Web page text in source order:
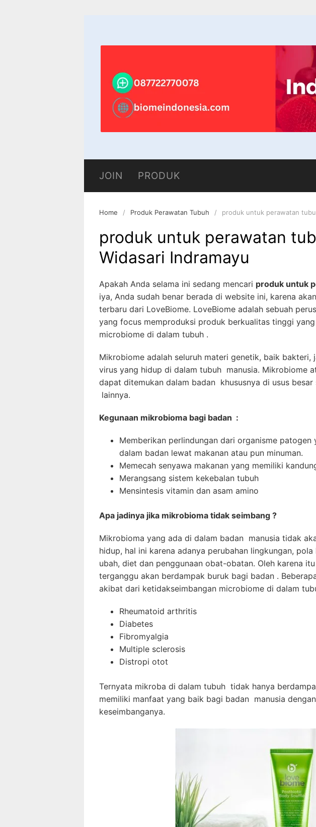
JOIN PRODUK
Home Produk Perawatan Tubuh produk untuk perawatan
produk untuk perawatan
Widasari Indramayu
Apakah Anda selama ini sedang mencari produk untuk
iya, Anda sudah benar berada di website ini, karena
terbaru dari LoveBiome. LoveBiome adalah sebuah
yang focus memproduksi produk berkualitas tinggi
microbiome di dalam tubuh .
Mikrobiome adalah seluruh materi genetik, baik bakteri,
virus yang hidup di dalam tubuh manusia. Mikrobiome
dapat ditemukan dalam badan khususnya di usus
lainnya.
Kegunaan mikrobioma bagi badan :
Memberikan perlindungan dari organisme patogen
dalam badan lewat makanan atau pun minuman.
Memecah senyawa makanan yang memiliki
Merangsang sistem kekebalan tubuh
Mensintesis vitamin dan asam amino
Apa jadinya jika mikrobioma tidak seimbang ?
Mikrobioma yang ada di dalam badan manusia tidak
hidup, hal ini karena adanya perubahan lingkungan,
ubah, diet dan penggunaan obat-obatan. Oleh karena
terganggu akan berdampak buruk bagi badan .
akibat dari ketidakseimbangan microbiome di dalam
Rheumatoid arthritis
Diabetes
Fibromyalgia
Multiple sclerosis
Distropi otot
Ternyata mikroba di dalam tubuh tidak hanya
memiliki manfaat yang baik bagi badan manusia
keseimbanganya.